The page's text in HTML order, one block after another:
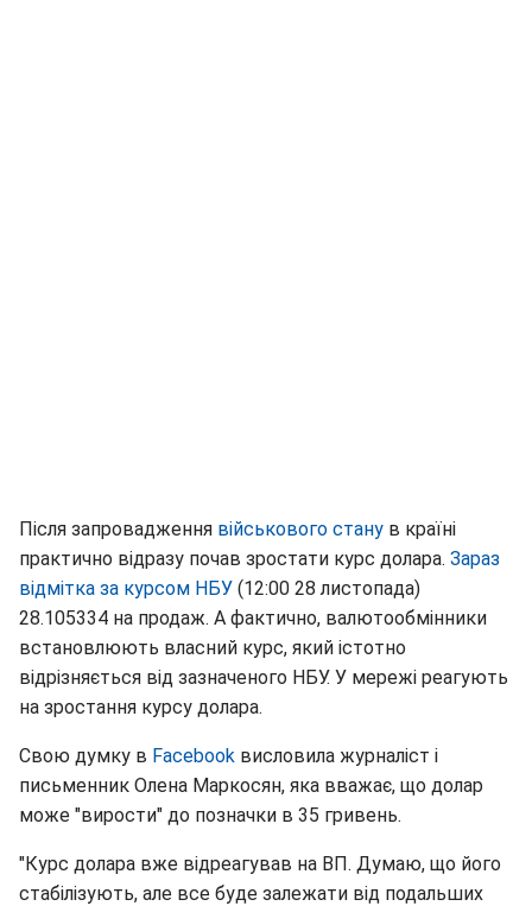
Після запровадження військового стану в країні
практично відразу почав зростати курс долара. Зараз
відмітка за курсом НБУ (12:00 28 листопада)
28.105334 на продаж. А фактично, валютообмінники
встановлюють власний курс, який істотно
відрізняється від зазначеного НБУ. У мережі реагують
на зростання курсу долара.
Свою думку в Facebook висловила журналіст і
письменник Олена Маркосян, яка вважає, що долар
може "вирости" до позначки в 35 гривень.
"Курс долара вже відреагував на ВП. Думаю, що його
стабілізують, але все буде залежати від подальших